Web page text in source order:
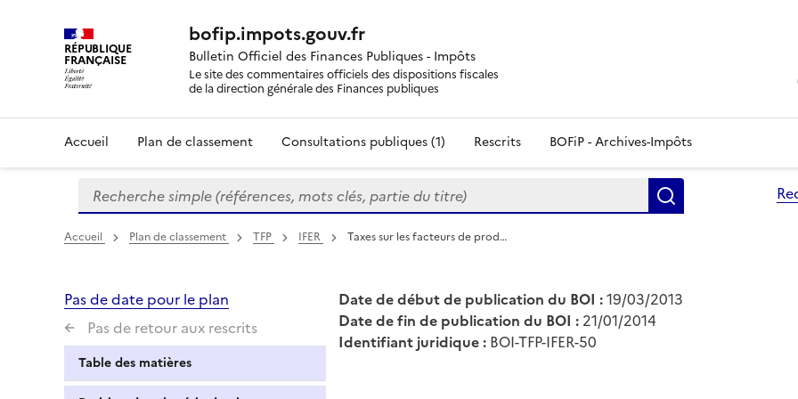
RÉPUBLIQUE
FRANÇAISE
bofip.impots.gouv.fr
Bulletin Officiel des Finances Publiques - Impôts
Le site des commentaires officiels des dispositions fiscales
de la direction générale des Finances publiques
Accueil Plan de classement Consultations publiques (1) Rescrits BOFiP - Archives-Impôts
Formulaire
de
recherche
Recherche simple (références, mots clés, partie du titre)
Accueil Plan de classement TFP IFER Taxes sur les facteurs de prod…
Pas de date pour le plan
Pas de retour aux rescrits
Table des matières
Date de début de publication du BOI :19/03/2013
Date de fin de publication du BOI : 21/01/2014
Identifiant juridique : BOI-TFP-IFER-50